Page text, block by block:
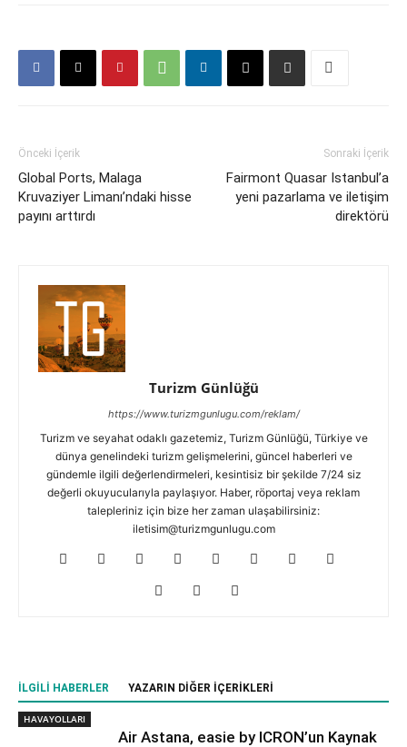
Önceki İçerik
Global Ports, Malaga
Kruvaziyer Limanı’ndaki hisse
payını arttırdı
Sonraki İçerik
Fairmont Quasar Istanbul’a
yeni pazarlama ve iletişim
direktörü
Turizm Günlüğü
https://www.turizmgunlugu.com/reklam/
Turizm ve seyahat odaklı gazetemiz, Turizm Günlüğü, Türkiye ve
dünya genelindeki turizm gelişmelerini, güncel haberleri ve
gündemle ilgili değerlendirmeleri, kesintisiz bir şekilde 7/24 siz
değerli okuyucularıyla paylaşıyor. Haber, röportaj veya reklam
talepleriniz için bize her zaman ulaşabilirsiniz:
iletisim@turizmgunlugu.com
İLGILI HABERLER YAZARIN DIĞER İÇERIKLERI
HAVAYOLLARI
Air Astana, easie by ICRON’un Kaynak